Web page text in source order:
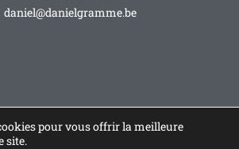
daniel@danielgramme.be
pour vous offrir la meilleure
site.